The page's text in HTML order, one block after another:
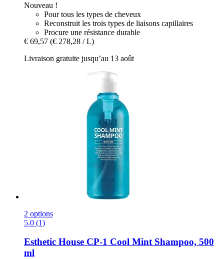
Nouveau !
Pour tous les types de cheveux
Reconstruit les trois types de liaisons capillaires
Procure une résistance durable
€ 69,57 (€ 278,28 / L)
Livraison gratuite jusqu’au 13 août
2 options
5.0 (1)
Esthetic House CP-​1 Cool Mint Shampoo, 500
ml